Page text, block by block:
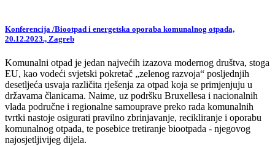
Konferencija /Biootpad i energetska oporaba komunalnog otpada,
20.12.2023., Zagreb
Komunalni otpad je jedan najvećih izazova modernog društva, stoga
EU, kao vodeći svjetski pokretač „zelenog razvoja“ posljednjih
desetljeća usvaja različita rješenja za otpad koja se primjenjuju u
državama članicama. Naime, uz podršku Bruxellesa i nacionalnih
vlada područne i regionalne samouprave preko rada komunalnih
tvrtki nastoje osigurati pravilno zbrinjavanje, recikliranje i oporabu
komunalnog otpada, te posebice tretiranje biootpada - njegovog
najosjetljivijeg dijela.